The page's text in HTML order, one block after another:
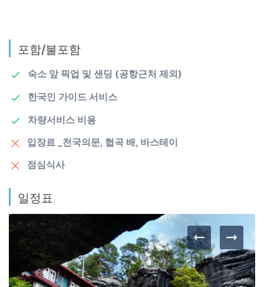
포함/불포함
숙소 앞 픽업 및 샌딩 (공항근처 제외)
한국인 가이드 서비스
차량서비스 비용
입장료 _천국의문, 협곡 배, 바스테이
점심식사
일정표